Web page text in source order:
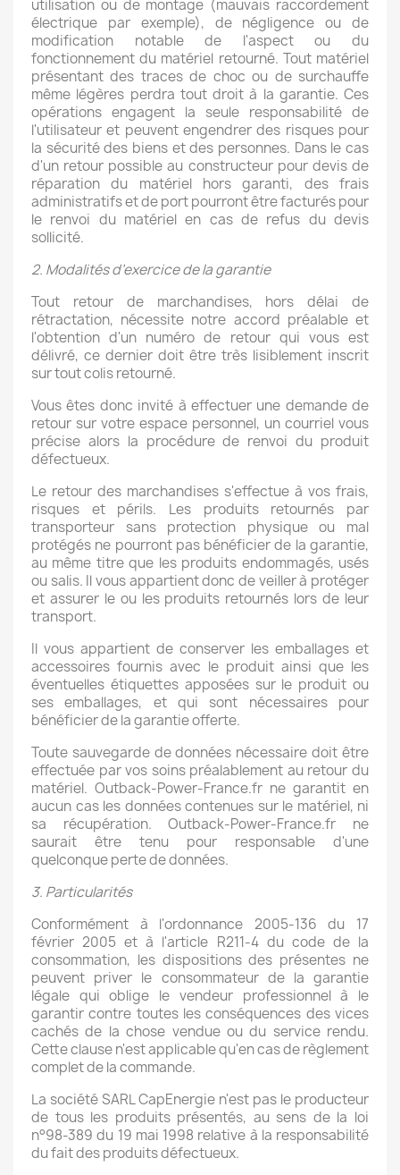
utilisation ou de montage (mauvais raccordement
électrique par exemple), de négligence ou de
modification notable de l'aspect ou du
fonctionnement du matériel retourné. Tout matériel
présentant des traces de choc ou de surchauffe
même légères perdra tout droit à la garantie. Ces
opérations engagent la seule responsabilité de
l'utilisateur et peuvent engendrer des risques pour
la sécurité des biens et des personnes. Dans le cas
d'un retour possible au constructeur pour devis de
réparation du matériel hors garanti, des frais
administratifs et de port pourront être facturés pour
le renvoi du matériel en cas de refus du devis
sollicité.
2. Modalités d’exercice de la garantie
Tout retour de marchandises, hors délai de
rétractation, nécessite notre accord préalable et
l'obtention d'un numéro de retour qui vous est
délivré, ce dernier doit être très lisiblement inscrit
sur tout colis retourné.
Vous êtes donc invité à effectuer une demande de
retour sur votre espace personnel, un courriel vous
précise alors la procédure de renvoi du produit
défectueux.
Le retour des marchandises s'effectue à vos frais,
risques et périls. Les produits retournés par
transporteur sans protection physique ou mal
protégés ne pourront pas bénéficier de la garantie,
au même titre que les produits endommagés, usés
ou salis. Il vous appartient donc de veiller à protéger
et assurer le ou les produits retournés lors de leur
transport.
Il vous appartient de conserver les emballages et
accessoires fournis avec le produit ainsi que les
éventuelles étiquettes apposées sur le produit ou
ses emballages, et qui sont nécessaires pour
bénéficier de la garantie offerte.
Toute sauvegarde de données nécessaire doit être
effectuée par vos soins préalablement au retour du
matériel. Outback-Power-France.fr ne garantit en
aucun cas les données contenues sur le matériel, ni
sa récupération. Outback-Power-France.fr ne
saurait être tenu pour responsable d'une
quelconque perte de données.
3. Particularités
Conformément à l'ordonnance 2005-136 du 17
février 2005 et à l'article R211-4 du code de la
consommation, les dispositions des présentes ne
peuvent priver le consommateur de la garantie
légale qui oblige le vendeur professionnel à le
garantir contre toutes les conséquences des vices
cachés de la chose vendue ou du service rendu.
Cette clause n'est applicable qu'en cas de règlement
complet de la commande.
La société SARL CapEnergie n'est pas le producteur
de tous les produits présentés, au sens de la loi
n°98-389 du 19 mai 1998 relative à la responsabilité
du fait des produits défectueux.